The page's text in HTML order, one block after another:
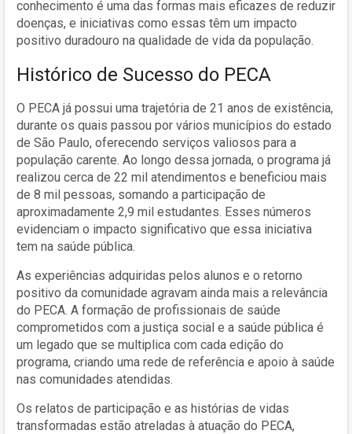
conhecimento é uma das formas mais eficazes de reduzir
doenças, e iniciativas como essas têm um impacto
positivo duradouro na qualidade de vida da população.
Histórico de Sucesso do PECA
O PECA já possui uma trajetória de 21 anos de existência,
durante os quais passou por vários municípios do estado
de São Paulo, oferecendo serviços valiosos para a
população carente. Ao longo dessa jornada, o programa já
realizou cerca de 22 mil atendimentos e beneficiou mais
de 8 mil pessoas, somando a participação de
aproximadamente 2,9 mil estudantes. Esses números
evidenciam o impacto significativo que essa iniciativa
tem na saúde pública.
As experiências adquiridas pelos alunos e o retorno
positivo da comunidade agravam ainda mais a relevância
do PECA. A formação de profissionais de saúde
comprometidos com a justiça social e a saúde pública é
um legado que se multiplica com cada edição do
programa, criando uma rede de referência e apoio à saúde
nas comunidades atendidas.
Os relatos de participação e as histórias de vidas
transformadas estão atreladas à atuação do PECA,